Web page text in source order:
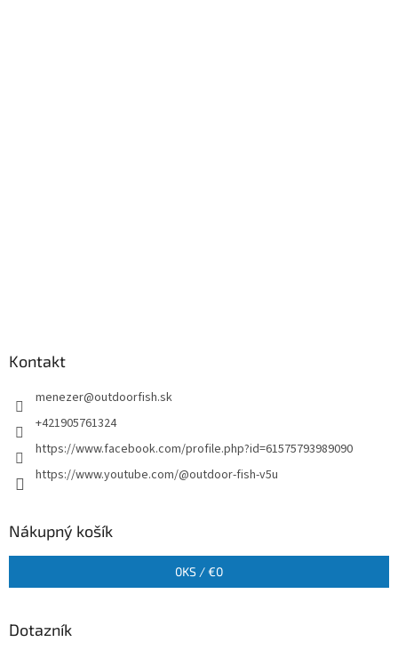
Kontakt
menezer@outdoorfish.sk
+421905761324
https://www.facebook.com/profile.php?id=61575793989090
https://www.youtube.com/@outdoor-fish-v5u
Nákupný košík
0KS /€0
Dotazník